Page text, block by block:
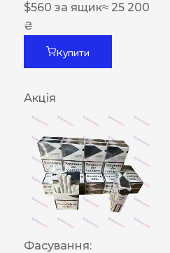
$560 за ящик≈ 25 200
₴
Купити
Акція
Фасування: